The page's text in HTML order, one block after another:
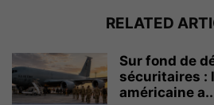
RELATED
Sur fond de
sécuritaires :
américaine